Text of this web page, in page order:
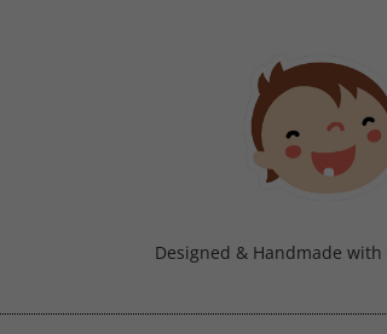
Designed & Handmade with